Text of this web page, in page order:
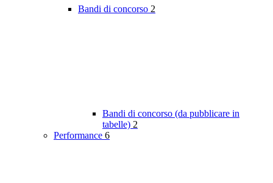
Bandi di concorso 2
Bandi di concorso (da pubblicare in
tabelle) 2
Performance 6